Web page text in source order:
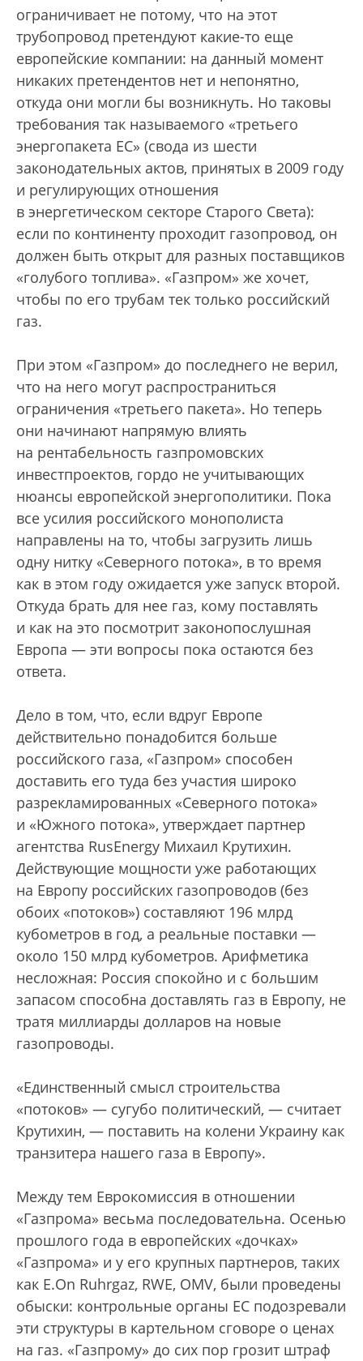
ограничивает не потому, что на этот
трубопровод претендуют какие-то еще
европейские компании: на данный момент
никаких претендентов нет и непонятно,
откуда они могли бы возникнуть. Но таковы
требования так называемого «третьего
энергопакета ЕС» (свода из шести
законодательных актов, принятых в 2009 году
и регулирующих отношения
в энергетическом секторе Старого Света):
если по континенту проходит газопровод, он
должен быть открыт для разных поставщиков
«голубого топлива». «Газпром» же хочет,
чтобы по его трубам тек только российский
газ.
При этом «Газпром» до последнего не верил,
что на него могут распространиться
ограничения «третьего пакета». Но теперь
они начинают напрямую влиять
на рентабельность газпромовских
инвестпроектов, гордо не учитывающих
нюансы европейской энергополитики. Пока
все усилия российского монополиста
направлены на то, чтобы загрузить лишь
одну нитку «Северного потока», в то время
как в этом году ожидается уже запуск второй.
Откуда брать для нее газ, кому поставлять
и как на это посмотрит законопослушная
Европа — эти вопросы пока остаются без
ответа.
Дело в том, что, если вдруг Европе
действительно понадобится больше
российского газа, «Газпром» способен
доставить его туда без участия широко
разрекламированных «Северного потока»
и «Южного потока», утверждает партнер
агентства RusEnergy Михаил Крутихин.
Действующие мощности уже работающих
на Европу российских газопроводов (без
обоих «потоков») составляют 196 млрд
кубометров в год, а реальные поставки —
около 150 млрд кубометров. Арифметика
несложная: Россия спокойно и с большим
запасом способна доставлять газ в Европу, не
тратя миллиарды долларов на новые
газопроводы.
«Единственный смысл строительства
«потоков» — сугубо политический, — считает
Крутихин, — поставить на колени Украину как
транзитера нашего газа в Европу».
Между тем Еврокомиссия в отношении
«Газпрома» весьма последовательна. Осенью
прошлого года в европейских «дочках»
«Газпрома» и у его крупных партнеров, таких
как E.On Ruhrgaz, RWE, OMV, были проведены
обыски: контрольные органы ЕС подозревали
эти структуры в картельном сговоре о ценах
на газ. «Газпрому» до сих пор грозит штраф